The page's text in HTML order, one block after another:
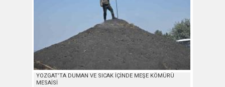
YOZGAT’TA DUMAN VE SICAK İÇİNDE MEŞE KÖMÜRÜ
MESAİSİ